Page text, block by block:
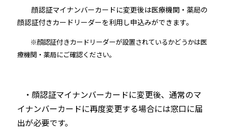
顔認証マイナンバーカードに変更後は医療機関・薬局の
顔認証付きカードリーダーを利用し申込みができます。
※顔認証付きカードリーダーが設置されているかどうかは医
療機関・薬局にご確認ください。
・顔認証マイナンバーカードに変更後、通常のマ
イナンバーカードに再度変更する場合には窓口に届
出が必要です。